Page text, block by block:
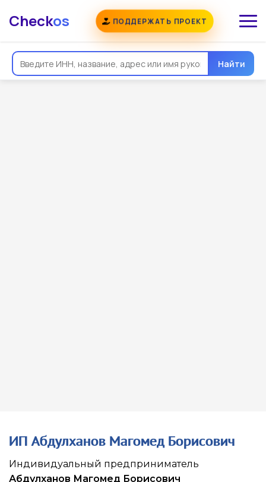
Checkos ПОДДЕРЖАТЬ ПРОЕКТ
Найти
ИП Абдулханов Магомед Борисович
Индивидуальный предприниматель
Абдулханов Магомед Борисович